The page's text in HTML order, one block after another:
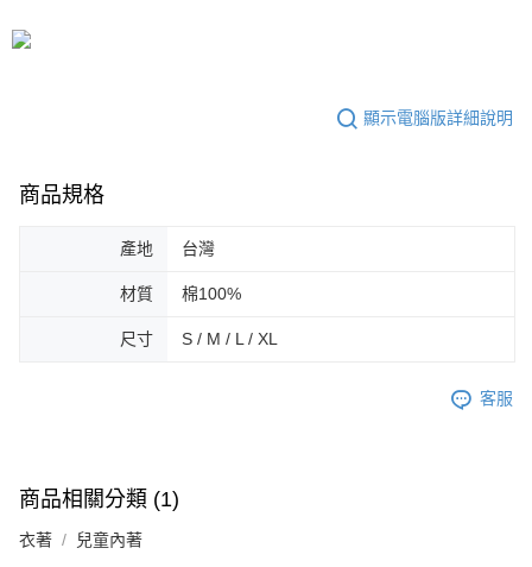
顯示電腦版詳細說明
商品規格
產地 台灣
材質 棉100%
尺寸 S / M / L / XL
客服
商品相關分類 (1)
衣著 兒童內著